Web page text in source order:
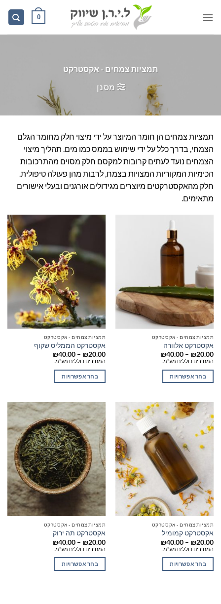
0
תמציות צמחים - אקסטרקט
מסנן
תמציות צמחים הן חומר המיוצר על ידי מיצוי חלק מחומר הגלם
הצמחי, בדרך כלל על ידי שימוש בממס כמו מים. תהליך מיצוי
הצמחים נועד לעתים קרובות למקסם חלק מסוים מהתרכובות
הכימיות המקוריות המצויות בצמח, לרבות מהן פעולה טיפולית.
חלק מהאקסטרקטים מיוצרים מגידולים אורגנים ובעלי אישורים
מתאימים.
תמציות צמחים - אקסטרקט
אקסטרקט אלוורה
₪20.00
–
₪40.00
טווח
המחירים כוללים מע"מ.
בחר אפשרויות
מספר
סוגים.
לבחור
האפשרויות
בעמוד
המוצר
תמציות צמחים - אקסטרקט
אקסטרקט הממליס שקוף
₪20.00
–
₪40.00
טווח
המחירים כוללים מע"מ.
בחר אפשרויות
מספר
סוגים.
ניתן
לבחור
את
האפשרויות
בעמוד
המוצר
תמציות צמחים - אקסטרקט
אקסטרקט קמומיל
₪20.00
–
₪40.00
טווח
המחירים כוללים מע"מ.
בחר אפשרויות
תמציות צמחים - אקסטרקט
אקסטרקט תה ירוק
₪20.00
–
₪40.00
טווח
המחירים כוללים מע"מ.
בחר אפשרויות